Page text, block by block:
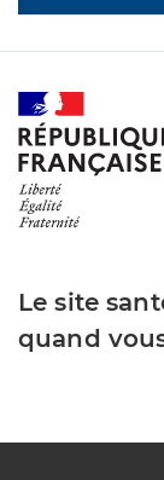
Le site
quand